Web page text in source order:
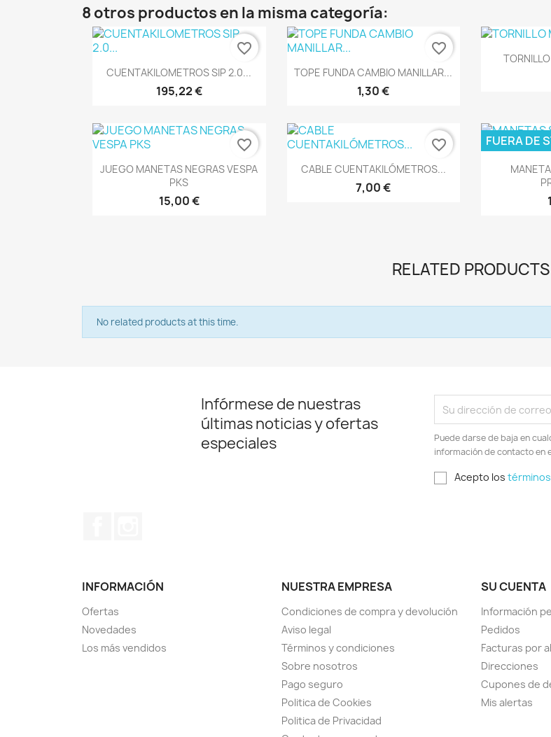
8 otros productos en la misma categoría:
Vista rápida
CUENTAKILOMETROS SIP 2.0...
195,22 €
favorite_border
Vista rápida
TOPE FUNDA CAMBIO MANILLAR...
1,30 €
favorite_border 
Vista rápida
JUEGO MANETAS NEGRAS VESPA
PKS
15,00 €
favorite_border
Vista rápida
CABLE CUENTAKILÓMETROS...
7,00 €
favorite_border

FUERA DE
RELATED PRODUCTS
No related products at this time.
Infórmese de nuestras
últimas noticias y ofertas
especiales
Puede darse de baja en
información de contacto en
Acepto los
INFORMACIÓN
Ofertas
Novedades
Los más vendidos
NUESTRA EMPRESA
Condiciones de compra y devolución
Aviso legal
Términos y condiciones
Sobre nosotros
Pago seguro
Politica de Cookies
Politica de Privacidad
SU CUENTA
Información
Pedidos
Facturas por
Direcciones
Cupones de
Mis alertas